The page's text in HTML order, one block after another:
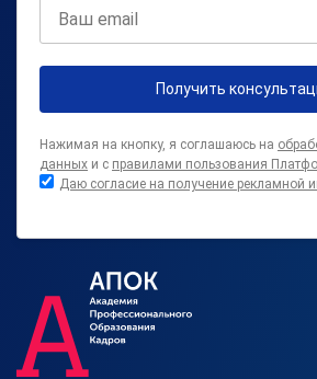
Получить
Нажимая на кнопку, я соглашаюсь на
данных и с правилами пользования
Даю согласие на получение рекламной